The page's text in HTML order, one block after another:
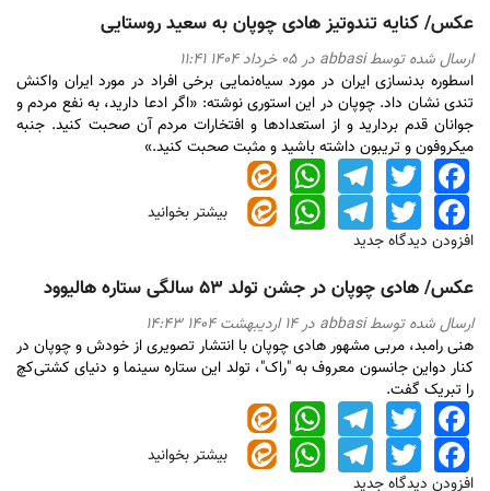
وطن‌پرستانه
هادی
در
قلب
آمریکا
عکس/ کنایه تندوتیز هادی چوپان به سعید روستایی
ارسال شده توسطabbasi در ۰۵ خرداد ۱۴۰۴ ۱۱:۴۱
اسطوره بدنسازی ایران در مورد سیاه‌نمایی برخی افراد در مورد ایران واکنش
تندی نشان داد. چوپان در این استوری نوشته: «اگر ادعا دارید، به نفع مردم و
جوانان قدم بردارید و از استعداد‌ها و افتخارات مردم آن صحبت کنید. جنبه
میکروفون و تریبون داشته باشید و مثبت صحبت کنید.»
Facebook
Twitter
Telegram
WhatsApp
Facebook
Twitter
Telegram
WhatsApp
بیشتر بخوانید
تندوتیز
هادی
به
سعید
افزودن دیدگاه جدید
عکس/ هادی چوپان در جشن تولد ۵۳ سالگی ستاره هالیوود
ارسال شده توسطabbasi در ۱۴ ارديبهشت ۱۴۰۴ ۱۴:۴۳
هنی رامبد، مربی مشهور هادی چوپان با انتشار تصویری از خودش و چوپان در
کنار دواین جانسون معروف به "راک"، تولد این ستاره سینما و دنیای کشتی‌کچ
را تبریک گفت.
Facebook
Twitter
Telegram
WhatsApp
Facebook
Twitter
Telegram
WhatsApp
بیشتر بخوانید
افزودن دیدگاه جدید